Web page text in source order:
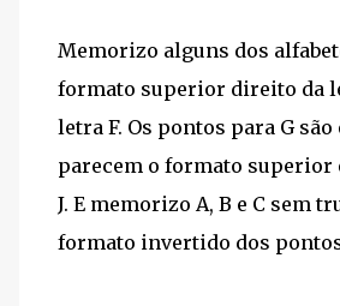
Memorizo ​​alguns dos
formato superior direito da
letra F. Os pontos para G
parecem o formato superior
J. E memorizo ​​A, B e C sem
formato invertido dos